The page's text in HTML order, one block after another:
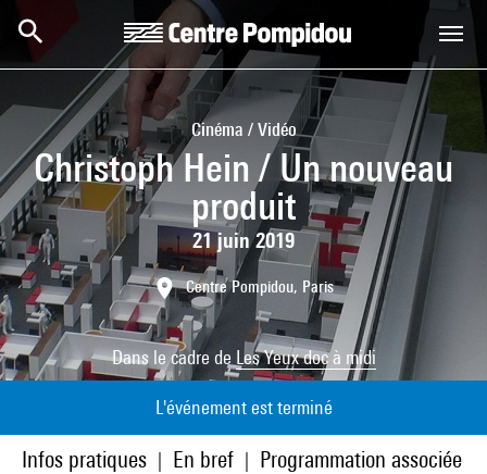
Aller au contenu principal
Centre Pompidou
Cinéma / Vidéo
Christoph Hein / Un nouveau
produit
21 juin 2019
Centre Pompidou, Paris
Dans le cadre de Les Yeux doc à midi
L'événement est terminé
Infos pratiques En bref Programmation associée